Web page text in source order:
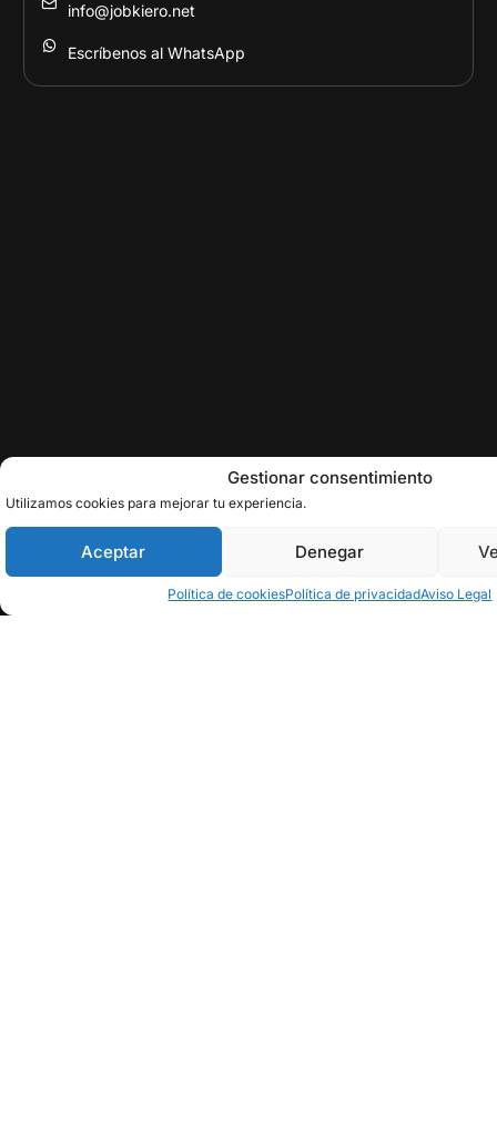
Gestionar consentimiento
Utilizamos cookies para mejorar tu experiencia.
Aceptar Denegar
Política de cookiesPolítica de privacidadAviso Legal
info@jobkiero.net
Escríbenos al WhatsApp